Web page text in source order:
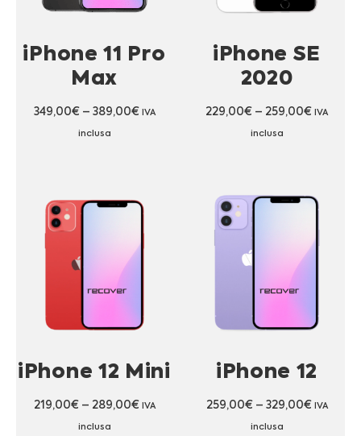
iPhone 11 Pro
Max
349,00€– 389,00€ IVA
inclusa
iPhone SE
2020
229,00€ – 259,00€ IVA
inclusa
iPhone 12 Mini
219,00€– 289,00€ IVA
inclusa
iPhone 12
259,00€– 329,00€ IVA
inclusa